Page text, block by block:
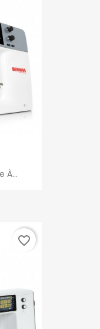
À...
favorite_border